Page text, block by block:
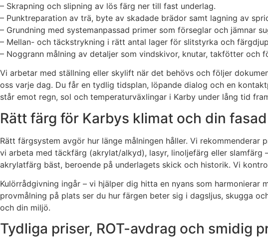
– Skrapning och slipning av lös färg ner till fast underlag.
– Punktreparation av trä, byte av skadade brädor samt lagning av
– Grundning med systemanpassad primer som förseglar och jämnar
– Mellan- och täckstrykning i rätt antal lager för slitstyrka och
– Noggrann målning av detaljer som vindskivor, knutar, takfötter och
Vi arbetar med ställning eller skylift när det behövs och följer
oss varje dag. Du får en tydlig tidsplan, löpande dialog och en
står emot regn, sol och temperaturväxlingar i Karby under lång tid
Rätt färg för Karbys klimat och din fasad
Rätt färgsystem avgör hur länge målningen håller. Vi
vi arbeta med täckfärg (akrylat/alkyd), lasyr, linoljefärg eller
akrylatfärg bäst, beroende på underlagets skick och historik. Vi
Kulörrådgivning ingår – vi hjälper dig hitta en nyans som
provmålning på plats ser du hur färgen beter sig i dagsljus, skugga
och din miljö.
Tydliga priser, ROT-avdrag och smidig